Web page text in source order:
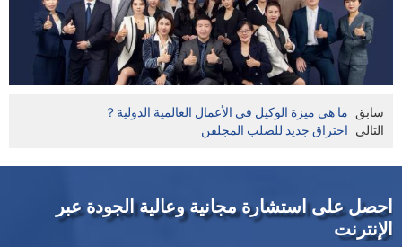
سابق ما هي ميزة الوكيل في الأعمال العالمية الدولية？
التالي
اختراق جديد للصلب المجلفن
احصل على استشارة مجانية وعالية الجودة عبر
الإنترنت